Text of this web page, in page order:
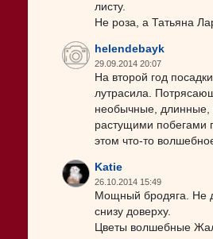
листу.
Не роза, а Татьяна
helendebayk
29.09.2014 20:07
На второй год
лутрасила.
необычные, длинные,
растущими побегами
этом что-то
Katie
26.10.2014 15:49
Мощный бродяга. Не
снизу доверху.
Цветы волшебные